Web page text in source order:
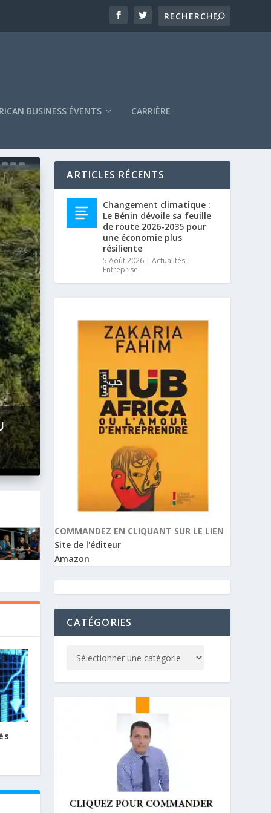
BUSINESS ÉVENTS CARRIÈRE
:
ARTICLES RÉCENTS
Changement climatique :
Le Bénin dévoile sa feuille
de route 2026-2035 pour
une économie plus
résiliente
5 Août 2026 |Actualités,
Entreprise
COMMANDEZ EN CLIQUANT SUR LE LIEN
Site de l'éditeur
Amazon
CATÉGORIES